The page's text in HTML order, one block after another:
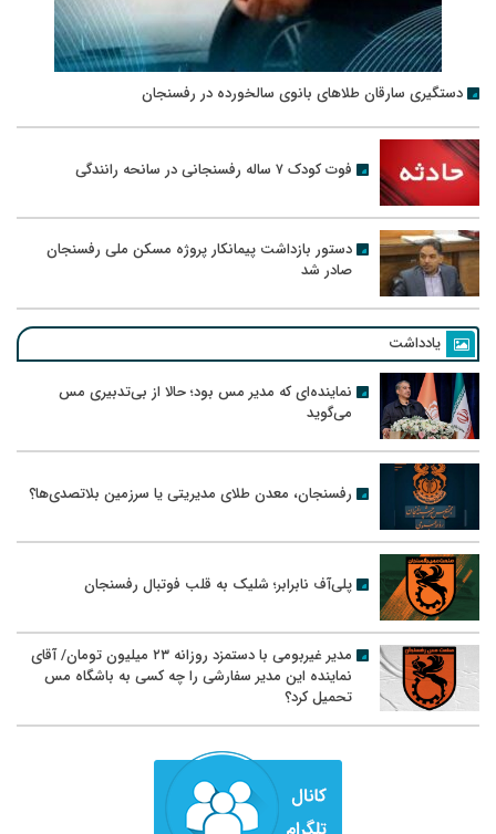
دستگیری سارقان طلاهای بانوی سالخورده در رفسنجان
فوت کودک ۷ ساله رفسنجانی در سانحه رانندگی
دستور بازداشت پیمانکار پروژه مسکن ملی رفسنجان
صادر شد
یادداشت
نماینده‌ای که مدیر مس بود؛ حالا از بی‌تدبیری مس
می‌گوید
رفسنجان، معدن طلای مدیریتی یا سرزمین بلاتصدی‌ها؟
پلی‌آف نابرابر؛ شلیک به قلب فوتبال رفسنجان
مدیر غیربومی با دستمزد روزانه ۲۳ میلیون تومان/ آقای
نماینده این مدیر سفارشی را چه کسی به باشگاه مس
تحمیل کرد؟